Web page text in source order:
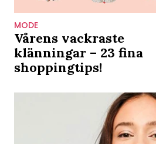
MODE
Vårens vackraste
klänningar – 23 fina
shoppingtips!